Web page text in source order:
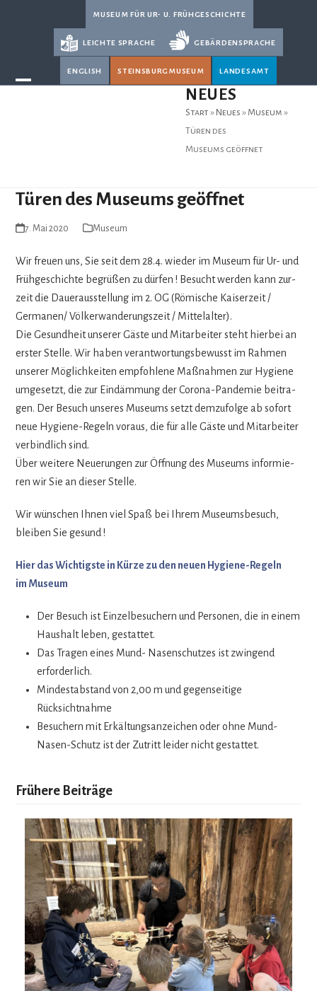
museum für ur- u. frühgeschichte
leichte sprache gebärdensprache
english steinsburgmuseum landesamt
NEUES
Start » Neues » Museum »
Türen des
Museums geöffnet
Türen des Museums geöffnet
7. Mai 2020 Museum
Wir freuen uns, Sie seit dem 28.4. wie­der im Museum für Ur- und
Früh­ge­schichte begrü­ßen zu dür­fen ! Besucht wer­den kann zur­
zeit die Dau­er­aus­stel­lung im 2. OG (Römi­sche Kai­ser­zeit /
Germanen/ Völ­ker­wan­de­rungs­zeit / Mittelalter).
Die Gesund­heit unse­rer Gäste und Mit­ar­bei­ter steht hier­bei an
ers­ter Stelle. Wir haben ver­ant­wor­tungs­be­wusst im Rah­men
unse­rer Mög­lich­kei­ten emp­foh­lene Maß­nah­men zur Hygiene
umge­setzt, die zur Ein­däm­mung der Corona-Pan­de­mie bei­tra­
gen. Der Besuch unse­res Muse­ums setzt dem­zu­folge ab sofort
neue Hygiene-Regeln vor­aus, die für alle Gäste und Mit­ar­bei­ter
ver­bind­lich sind.
Über wei­tere Neue­run­gen zur Öff­nung des Muse­ums infor­mie­
ren wir Sie an die­ser Stelle.
Wir wün­schen Ihnen viel Spaß bei Ihrem Muse­ums­be­such,
blei­ben Sie gesund !
Hier das Wich­tigste in Kürze zu den neuen Hygiene-Regeln
im Museum
Der Besuch ist Ein­zel­be­su­chern und Per­so­nen, die in einem
Haus­halt leben, gestattet.
Das Tra­gen eines Mund- Nasen­schut­zes ist zwin­gend
erforderlich.
Min­dest­ab­stand von 2,00 m und gegen­sei­tige
Rücksichtnahme
Besu­chern mit Erkäl­tungs­an­zei­chen oder ohne Mund-
Nasen-Schutz ist der Zutritt lei­der nicht gestattet.
Frühere Beiträge